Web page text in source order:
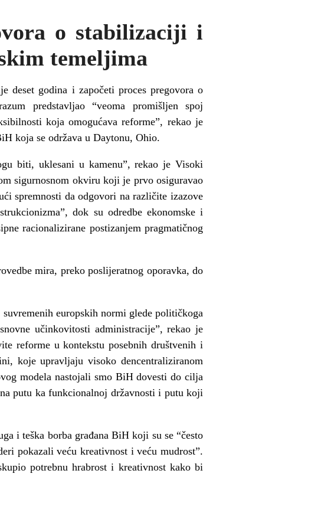
o stabilizaciji i
temeljima
deset godina i započeti proces pregovora o
predstavljao “veoma promišljen spoj
koja omogućava reforme”, rekao je
koja se održava u Daytonu, Ohio.
biti, uklesani u kamenu”, rekao je Visoki
sigurnosnom okviru koji je prvo osiguravao
spremnosti da odgovori na različite izazove
dok su odredbe ekonomske i
racionalizirane postizanjem pragmatičnog
mira, preko poslijeratnog oporavka, do
europskih normi glede političkoga
učinkovitosti administracije”, rekao je
reforme u kontekstu posebnih društvenih i
koje upravljaju visoko dencentraliziranom
modela nastojali smo BiH dovesti do cilja
putu ka funkcionalnoj državnosti i putu koji
i teška borba građana BiH koji su se “često
pokazali veću kreativnost i veću mudrost”.
potrebnu hrabrost i kreativnost kako bi